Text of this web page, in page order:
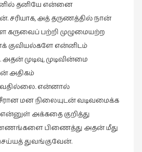
தனியே என்னை
சரியாக, அத் தருணத்தில் நான்
கருவைப் பற்றி முழுமையற்ற
குவியல்களே என்னிடம்
அதன் முடிவு, முடிவின்மை
அதிகம்
என்னால்
மன நிலையுடன் வடிவமைக்க
என்னுள் அக்கதை குறித்து
பிணைத்து அதன் மீது
துவங்குவேன்.